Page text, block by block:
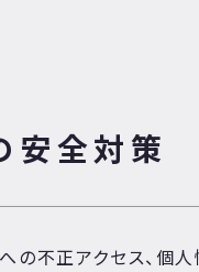
安全対策
の不正アクセス、個